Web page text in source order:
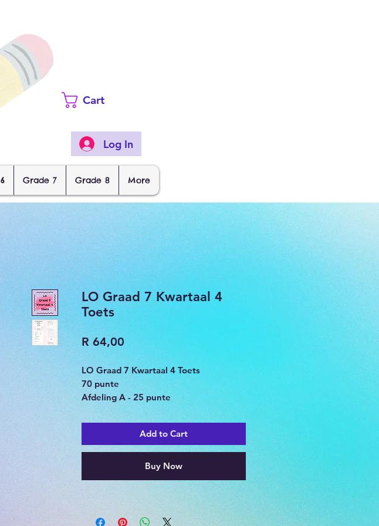
Cart
Log In
Grade 7 Grade 8 More
LO Graad 7 Kwartaal 4
Toets
R 64,00
LO Graad 7 Kwartaal 4 Toets
70 punte
Afdeling A - 25 punte
Afdeling B - 25 punte
Afdeling C - 20 punte
Memorandum ingesluit
Add to Cart
Buy Now